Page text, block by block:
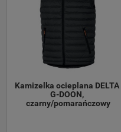
Kamizelka ocieplana DELTA
G-DOON,
czarny/pomarańczowy